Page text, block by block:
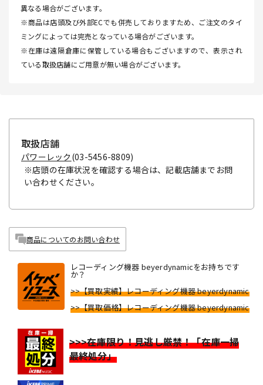
異なる場合がございます。
※商品は店頭及び外部ECでも併売しておりますため、ご注文のタイ
ミングによっては完売となっている場合がございます。
※在庫は遠隔倉庫に保管している場合もございますので、表示され
ている取扱店舗にご用意が無い場合がございます。
取扱店舗
パワーレック (03-5456-8809)
※店頭の在庫状況を確認する場合は、記載店舗までお問
い合わせください。
商品についてのお問い合わせ
レコーディング機器 beyerdynamicをお持ちです
か？
>>【買取実績】レコーディング機器 beyerdynamic
>>【買取価格】レコーディング機器 beyerdynamic
>>>在庫限り！見逃し厳禁！「在庫一掃
最終処分」